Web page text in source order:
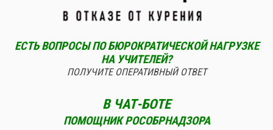
ЕСТЬ ВОПРОСЫ ПО БЮРОКРАТИЧЕСКОЙ НАГРУЗКЕ
НА УЧИТЕЛЕЙ?
ПОЛУЧИТЕ ОПЕРАТИВНЫЙ ОТВЕТ
В ЧАТ-БОТЕ
ПОМОЩНИК РОСОБРНАДЗОРА